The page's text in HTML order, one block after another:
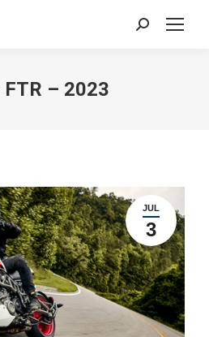
Search:
FTR – 2023
JUL
3